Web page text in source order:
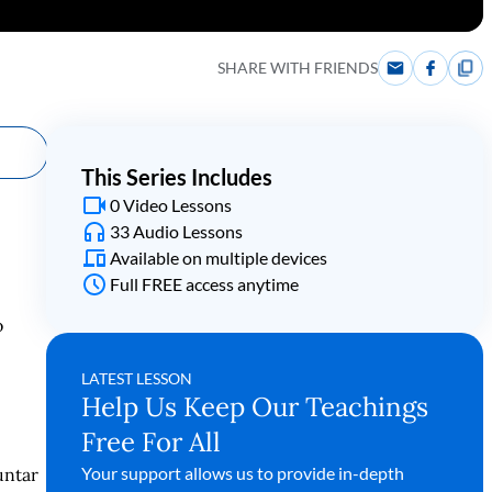
SHARE WITH FRIENDS
This Series Includes
0 Video Lessons
33 Audio Lessons
Available on multiple devices
Full FREE access anytime
LATEST LESSON
Help Us Keep Our Teachings
Free For All
Your support allows us to provide in-depth